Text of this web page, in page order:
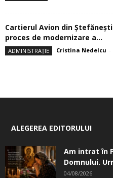
Cartierul Avion din
proces de modernizare a...
ADMINISTRAȚIE Cristina Nedelcu -
ALEGEREA EDITORULUI
Am intrat în
Domnului.
04/08/2026